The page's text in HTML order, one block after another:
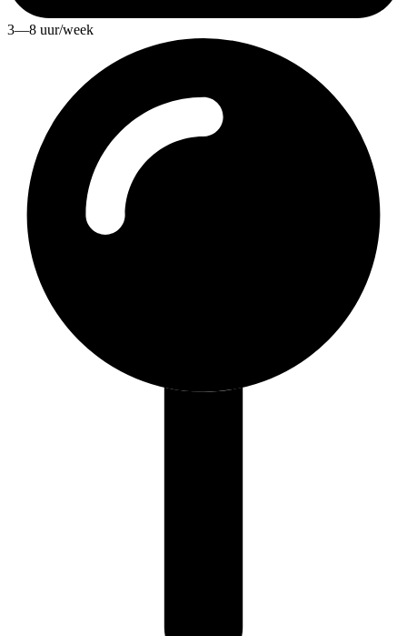
3—8 uur/week